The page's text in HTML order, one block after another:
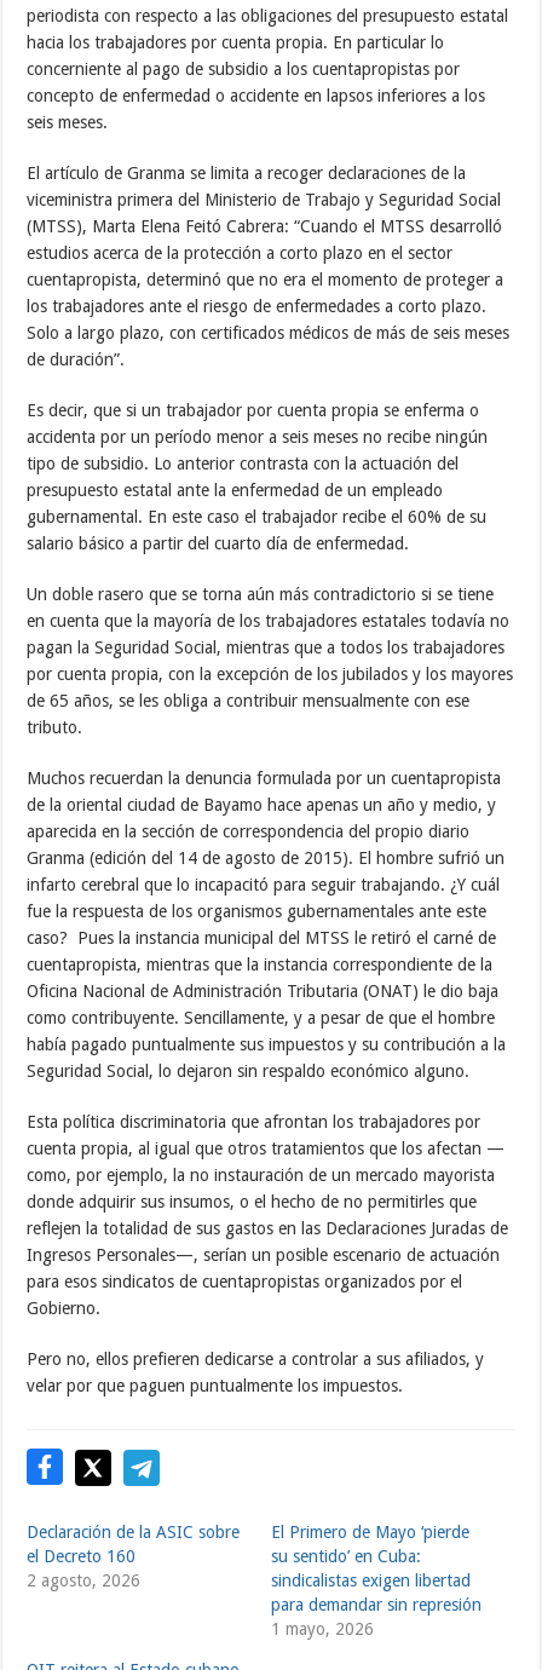
periodista con respecto a las obligaciones del presupuesto estatal
hacia los trabajadores por cuenta propia. En particular lo
concerniente al pago de subsidio a los cuentapropistas por
concepto de enfermedad o accidente en lapsos inferiores a los
seis meses.
El artículo de Granma se limita a recoger declaraciones de la
viceministra primera del Ministerio de Trabajo y Seguridad Social
(MTSS), Marta Elena Feitó Cabrera: “Cuando el MTSS desarrolló
estudios acerca de la protección a corto plazo en el sector
cuentapropista, determinó que no era el momento de proteger a
los trabajadores ante el riesgo de enfermedades a corto plazo.
Solo a largo plazo, con certificados médicos de más de seis meses
de duración”.
Es decir, que si un trabajador por cuenta propia se enferma o
accidenta por un período menor a seis meses no recibe ningún
tipo de subsidio. Lo anterior contrasta con la actuación del
presupuesto estatal ante la enfermedad de un empleado
gubernamental. En este caso el trabajador recibe el 60% de su
salario básico a partir del cuarto día de enfermedad.
Un doble rasero que se torna aún más contradictorio si se tiene
en cuenta que la mayoría de los trabajadores estatales todavía no
pagan la Seguridad Social, mientras que a todos los trabajadores
por cuenta propia, con la excepción de los jubilados y los mayores
de 65 años, se les obliga a contribuir mensualmente con ese
tributo.
Muchos recuerdan la denuncia formulada por un cuentapropista
de la oriental ciudad de Bayamo hace apenas un año y medio, y
aparecida en la sección de correspondencia del propio diario
Granma (edición del 14 de agosto de 2015). El hombre sufrió un
infarto cerebral que lo incapacitó para seguir trabajando. ¿Y cuál
fue la respuesta de los organismos gubernamentales ante este
caso? Pues la instancia municipal del MTSS le retiró el carné de
cuentapropista, mientras que la instancia correspondiente de la
Oficina Nacional de Administración Tributaria (ONAT) le dio baja
como contribuyente. Sencillamente, y a pesar de que el hombre
había pagado puntualmente sus impuestos y su contribución a la
Seguridad Social, lo dejaron sin respaldo económico alguno.
Esta política discriminatoria que afrontan los trabajadores por
cuenta propia, al igual que otros tratamientos que los afectan —
como, por ejemplo, la no instauración de un mercado mayorista
donde adquirir sus insumos, o el hecho de no permitirles que
reflejen la totalidad de sus gastos en las Declaraciones Juradas de
Ingresos Personales—, serían un posible escenario de actuación
para esos sindicatos de cuentapropistas organizados por el
Gobierno.
Pero no, ellos prefieren dedicarse a controlar a sus afiliados, y
velar por que paguen puntualmente los impuestos.
Declaración de la ASIC sobre
el Decreto 160
2 agosto, 2026
El Primero de Mayo ‘pierde
su sentido’ en Cuba:
sindicalistas exigen libertad
para demandar sin represión
1 mayo, 2026